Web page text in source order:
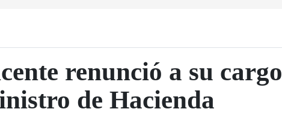
renunció a su cargo
de Hacienda